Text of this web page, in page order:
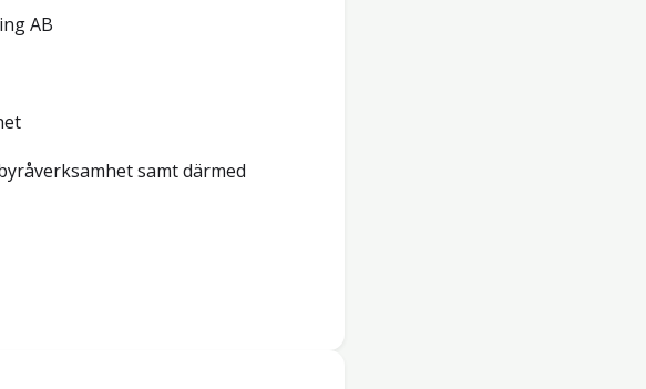
AB
samt därmed